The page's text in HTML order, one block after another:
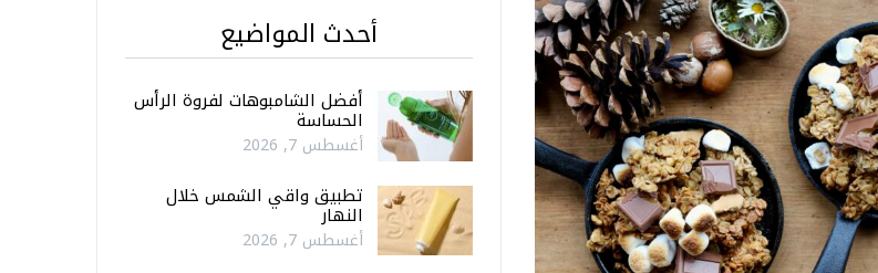
أحدث المواضيع
أفضل الشامبوهات لفروة الرأس
الحساسة
أغسطس 7, 2026
تطبيق واقي الشمس خلال
النهار
أغسطس 7, 2026